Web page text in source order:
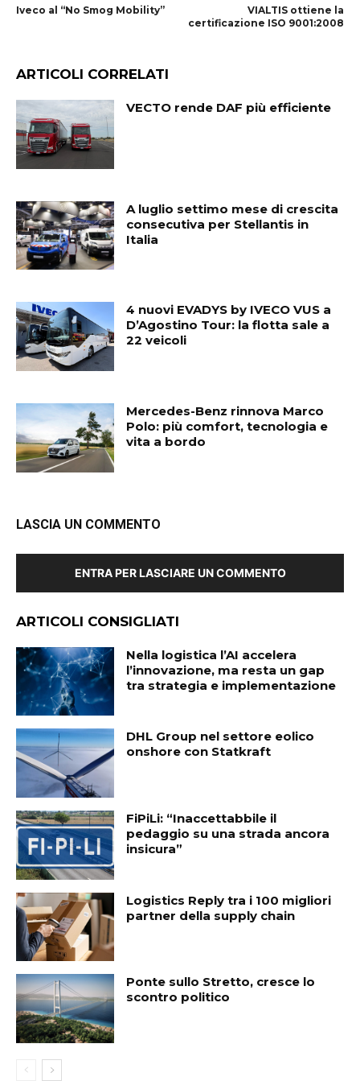
Iveco al “No Smog Mobility”
VIALTIS ottiene la
certificazione ISO 9001:2008
ARTICOLI CORRELATI
VECTO rende DAF più efficiente
A luglio settimo mese di crescita
consecutiva per Stellantis in
Italia
4 nuovi EVADYS by IVECO VUS a
D’Agostino Tour: la flotta sale a
22 veicoli
Mercedes-Benz rinnova Marco
Polo: più comfort, tecnologia e
vita a bordo
LASCIA UN COMMENTO
ENTRA PER LASCIARE UN COMMENTO
ARTICOLI CONSIGLIATI
Nella logistica l’AI accelera
l’innovazione, ma resta un gap
tra strategia e implementazione
DHL Group nel settore eolico
onshore con Statkraft
FiPiLi: “Inaccettabbile il
pedaggio su una strada ancora
insicura”
Logistics Reply tra i 100 migliori
partner della supply chain
Ponte sullo Stretto, cresce lo
scontro politico